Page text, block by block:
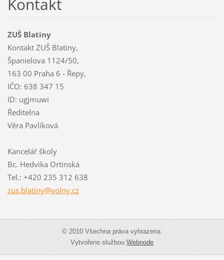
ZUŠ Blatiny
Kontakt ZUŠ Blatiny,
Španielova 1124/50,
163 00 Praha 6 - Řepy,
IČO: 638 347 15
ID: ugjmuwi
Ředitelna
Věra Pavlíková
Kancelář školy
Bc. Hedvika Ortinská
Tel.: +420 235 312 638
zus.blatiny@volny.cz
© 2010 Všechna práva vyhrazena.
Vytvořeno službouWebnode